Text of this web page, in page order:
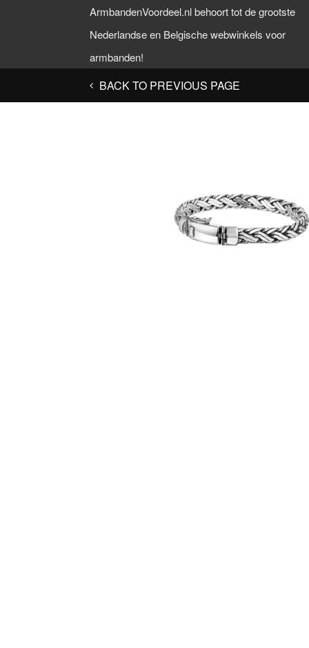
ArmbandenVoordeel.nl behoort tot de grootste
Nederlandse en Belgische webwinkels voor
armbanden!
BACK TO PREVIOUS PAGE